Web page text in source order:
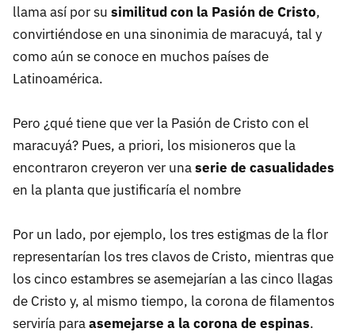
llama así por su similitud con la Pasión de Cristo,
convirtiéndose en una sinonimia de maracuyá, tal y
como aún se conoce en muchos países de
Latinoamérica.
Pero ¿qué tiene que ver la Pasión de Cristo con el
maracuyá? Pues, a priori, los misioneros que la
encontraron creyeron ver unaserie de casualidades
en la planta que justificaría el nombre
Por un lado, por ejemplo, los tres estigmas de la flor
representarían los tres clavos de Cristo, mientras que
los cinco estambres se asemejarían a las cinco llagas
de Cristo y, al mismo tiempo, la corona de filamentos
serviría paraasemejarse a la corona de espinas.